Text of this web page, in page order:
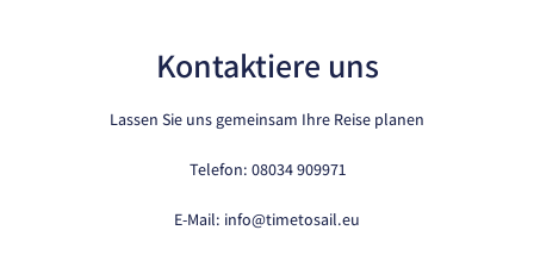
Kontaktiere uns
Lassen Sie uns gemeinsam Ihre Reise planen
Telefon: 08034 909971
E-Mail: info@timetosail.eu